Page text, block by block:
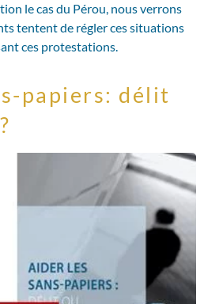
le cas du Pérou, nous verrons
tentent de régler ces situations
ces protestations.
papiers: délit